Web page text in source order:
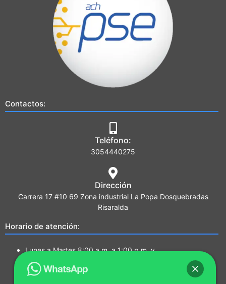
Contactos:
Teléfono:
3054440275
Dirección
Carrera 17 #10 69 Zona industrial La Popa Dosquebradas
Risaralda
Horario de atención:
Lunes a Martes 8:00 a.m. a 1:00 p.m. y
2:00 p.m. a 5:00 p.m.
Miércoles a Jueves 7:00a.m a 1:00 p.m. y